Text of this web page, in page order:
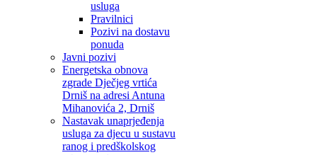
usluga
Pravilnici
Pozivi na dostavu
ponuda
Javni pozivi
Energetska obnova
zgrade Dječjeg vrtića
Drniš na adresi Antuna
Mihanovića 2, Drniš
Nastavak unaprjeđenja
usluga za djecu u sustavu
ranog i predškolskog